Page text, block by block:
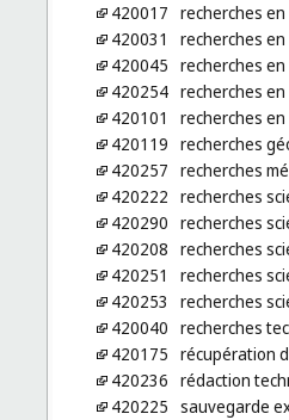
420017 recherches
420031
recherches en
420045 recherches
420254 recherches
420101
recherches
420119 recherches
420257 recherches
420222 recherches
420290 recherches
420208 recherches
420251
recherches
420253
recherches
420040 recherches
420175 récupération
420236 rédaction
420225 sauvegarde